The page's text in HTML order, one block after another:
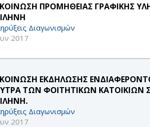
ΠΡΟΜΗΘΕΙΑΣ ΓΡΑΦΙΚΗΣ
Διαγωνισμών
2017
ΕΚΔΗΛΩΣΗΣ
ΤΩΝ ΦΟΙΤΗΤΙΚΩΝ ΚΑΤΟΙΚΙΩΝ
Διαγωνισμών
2017